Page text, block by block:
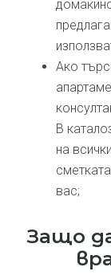
Ако
В
на
вас;
Защо